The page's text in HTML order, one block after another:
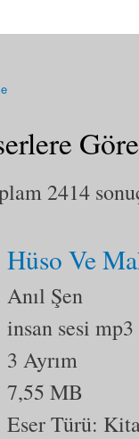
2414
Hüso Ve
Anıl Şen
insan sesi mp3
3 Ayrım
7,55 MB
Eser Türü: